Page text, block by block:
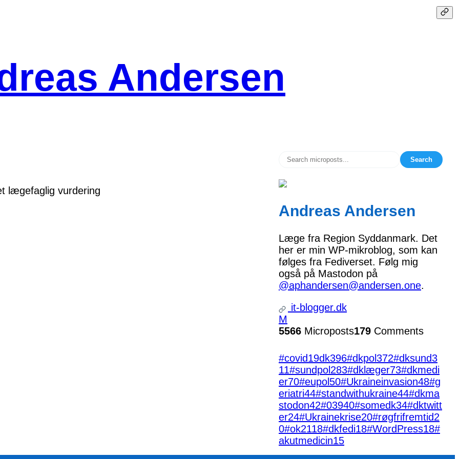
Andersen
lægefaglig vurdering
Search
Andreas Andersen
Læge fra Region Syddanmark. Det
her er min WP-mikroblog, som kan
følges fra Fediverset. Følg mig
også på Mastodon på
@aphandersen@andersen.one.
it-blogger.dk
M
5566 Microposts179 Comments
#covid19dk396#dkpol372#dksund3
11#sundpol 283#dklæger73#dkmedi
er70#eupol 50#Ukraineinvasion48#g
eriatri44#standwithukraine44#dkma
stodon42#03940#somedk34#dktwitt
er24#Ukrainekrise20#røgfrifremtid2
0#ok2118#dkfedi18#WordPress18#
akutmedicin15